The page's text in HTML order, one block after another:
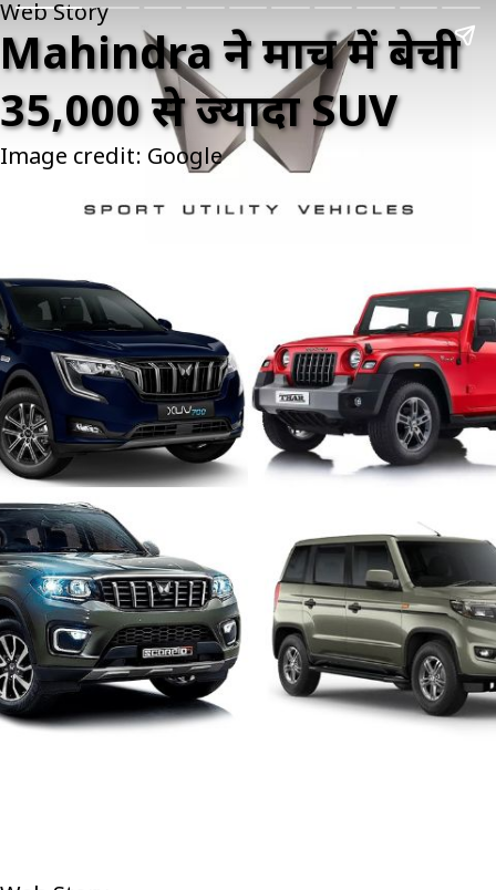
Web Story
Mahindra ने मार्च में बेची
35,000 से ज्यादा SUV
Image credit: Google